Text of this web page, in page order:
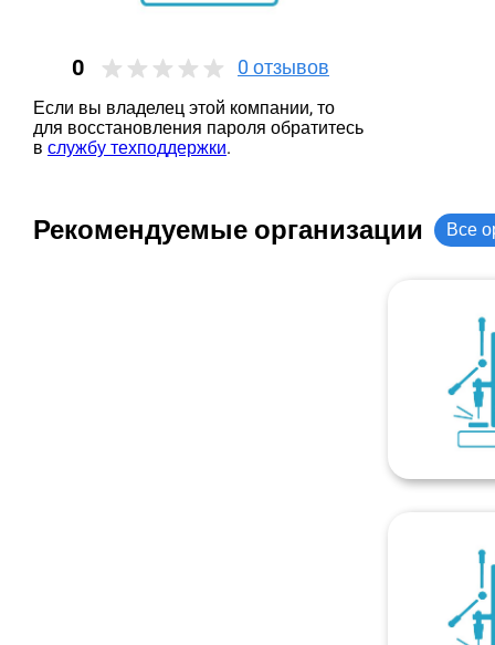
0 0 отзывов
Если вы владелец этой компании, то
для восстановления пароля обратитесь
в службу техподдержки.
Рекомендуемые организации Все